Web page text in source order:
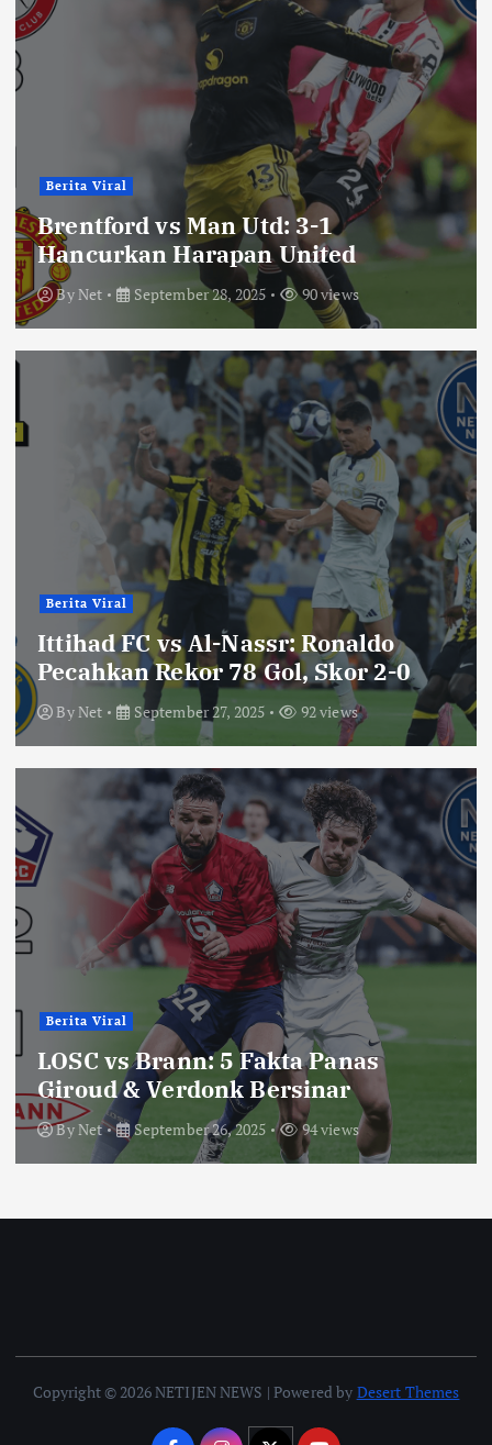
Berita Viral
Brentford vs Man Utd: 3-1
Hancurkan Harapan United
ByNet September 28, 2025 90 views
Berita Viral
Ittihad FC vs Al-Nassr: Ronaldo
Pecahkan Rekor 78 Gol, Skor 2-0
ByNet September 27, 2025 92 views
Berita Viral
LOSC vs Brann: 5 Fakta Panas
Giroud & Verdonk Bersinar
ByNet September 26, 2025 94 views
Copyright © 2026 NETIJEN NEWS | Powered by Desert Themes